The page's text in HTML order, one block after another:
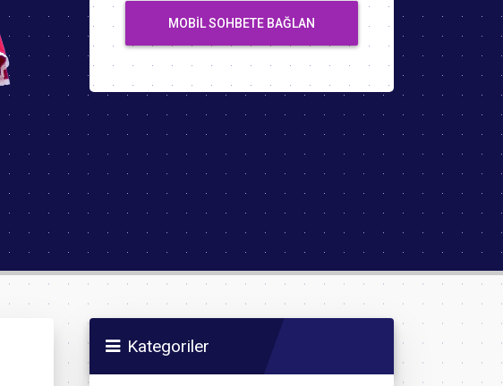
MOBIL SOHBETE BAĞLAN
Kategoriler